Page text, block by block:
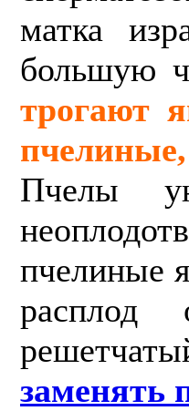
матка
большую
трогают
Пчелы
пчелиные
расплод
заменять